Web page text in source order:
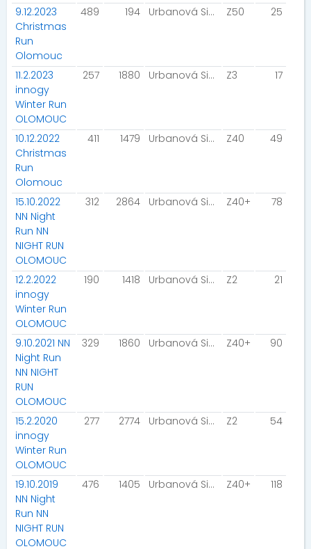
9.12.2023
Christmas
Run
Olomouc
489 194 Urbanová Simona Z50 25
11.2.2023
innogy
Winter Run
OLOMOUC
257 1880 Urbanová Simona Z3 17
10.12.2022
Christmas
Run
Olomouc
411 1479 Urbanová Simona Z40 49
15.10.2022
NN Night
Run NN
NIGHT RUN
OLOMOUC
312 2864 Urbanová Simona Z40+ 78
12.2.2022
innogy
Winter Run
OLOMOUC
190 1418 Urbanová Simona Z2 21
9.10.2021 NN
Night Run
NN NIGHT
RUN
OLOMOUC
329 1860 Urbanová Simona Z40+ 90
15.2.2020
innogy
Winter Run
OLOMOUC
277 2774 Urbanová Simona Z2 54
19.10.2019
NN Night
Run NN
NIGHT RUN
OLOMOUC
476 1405 Urbanová Simona Z40+ 118